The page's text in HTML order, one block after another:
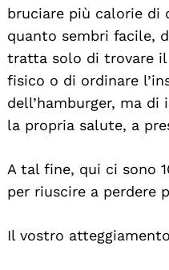
bruciare più calorie di
quanto sembri facile,
tratta solo di trovare
fisico o di ordinare
dell’hamburger, ma di
la propria salute, a
A tal fine, qui ci sono
per riuscire a perdere
Il vostro atteggiamento